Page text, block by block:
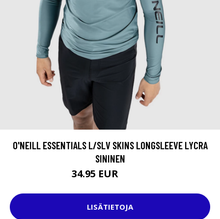
O'NEILL ESSENTIALS L/SLV SKINS LONGSLEEVE LYCRA
SININEN
34.95 EUR
LISÄTIETOJA